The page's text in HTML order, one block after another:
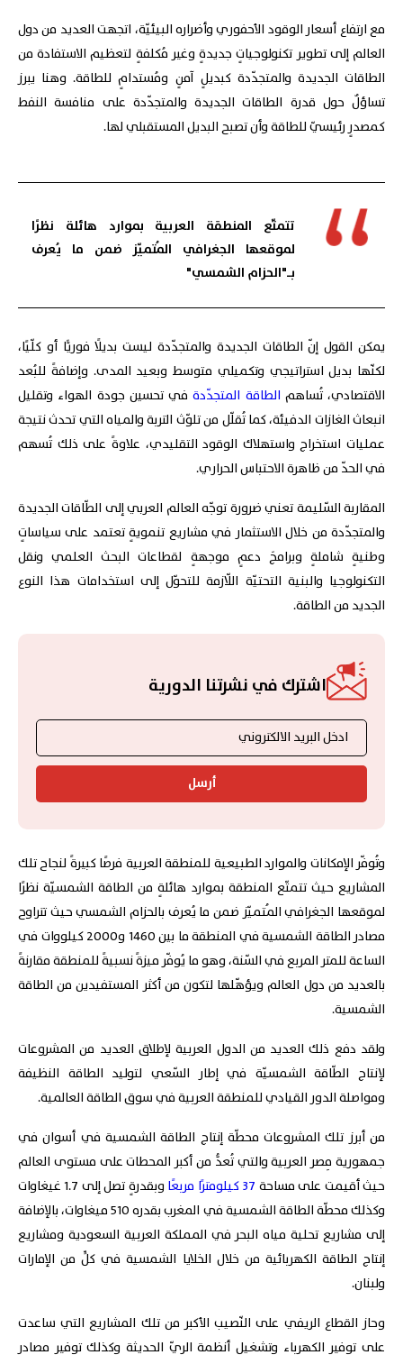
مع ارتفاع أسعار الوقود الأحفوري وأضراره البيئيّة، اتجهت العديد من دول
العالم إلى تطوير تكنولوجياتٍ جديدةٍ وغير مُكلفةٍ لتعظيم الاستفادة من
الطاقات الجديدة والمتجدّدة كبديلٍ آمنٍ ومُستدامٍ للطاقة. وهنا يبرز
تساؤلٌ حول قدرة الطاقات الجديدة والمتجدّدة على منافسة النفط
كمصدرٍ رئيسيّ للطاقة وأن تصبح البديل المستقبلي لها.
تتمتّع المنطقة العربية بموارد هائلة نظرًا
لموقعها الجغرافي المُتميّز ضمن ما يُعرف
بـ"الحزام الشمسي"
يمكن القول إنّ الطاقات الجديدة والمتجدّدة ليست بديلًا فوريًّا أو كلّيًا،
لكنّها بديل استراتيجي وتكميلي متوسط وبعيد المدى. وإضافةً للبُعد
الاقتصادي، تُساهم الطاقة المتجدّدةفي تحسين جودة الهواء وتقليل
انبعاث الغازات الدفيئة، كما تُقلّل من تلوّث التربة والمياه التي تحدث نتيجة
عمليات استخراج واستهلاك الوقود التقليدي، علاوةً على ذلك تُسهم
في الحدّ من ظاهرة الاحتباس الحراري.
المقاربة السّليمة تعني ضرورة توجّه العالم العربي إلى الطّاقات الجديدة
والمتجدّدة من خلال الاستثمار في مشاريع تنمويةٍ تعتمد على سياساتٍ
وطنيةٍ شاملةٍ وبرامجَ دعمٍ موجهةٍ لقطاعات البحث العلمي ونقل
التكنولوجيا والبنية التحتيّة اللّازمة للتحوّل إلى استخدامات هذا النوع
الجديد من الطاقة.
اشترك في نشرتنا الدورية
أرسل
وتُوفّر الإمكانات والموارد الطبيعية للمنطقة العربية فرصًا كبيرةً لنجاح تلك
المشاريع حيث تتمتّع المنطقة بموارد هائلةٍ من الطاقة الشمسيّة نظرًا
لموقعها الجغرافي المُتميّز ضمن ما يُعرف بالحزام الشمسي حيث تتراوح
مصادر الطاقة الشمسية في المنطقة ما بين 1460 و2000 كيلووات في
الساعة للمتر المربع في السّنة، وهو ما يُوفّر ميزةً نسبيةً للمنطقة مقارنةً
بالعديد من دول العالم ويؤهّلها لتكون من أكثر المستفيدين من الطاقة
الشمسية.
ولقد دفع ذلك العديد من الدول العربية لإطلاق العديد من المشروعات
لإنتاج الطّاقة الشمسيّة في إطار السّعي لتوليد الطاقة النظيفة
ومواصلة الدور القيادي للمنطقة العربية في سوق الطاقة العالمية.
من أبرز تلك المشروعات محطّة إنتاج الطاقة الشمسية في أسوان في
جمهورية مِصر العربية والتي تُعدُّ من أكبر المحطات على مستوى العالم
حيث أقيمت على مساحة 37 كيلومترًا مربعًا
وبقدرةٍ تصل إلى 1.7 غيغاوات
وكذلك محطّة الطاقة الشمسية في المغرب بقدره 510 ميغاوات، بالإضافة
إلى مشاريع تحلية مياه البحر في المملكة العربية السعودية ومشاريع
إنتاج الطاقة الكهربائية من خلال الخلايا الشمسية في كلٍّ من الإمارات
ولبنان.
وحاز القطاع الريفي على النّصيب الأكبر من تلك المشاريع التي ساعدت
على توفير الكهرباء وتشغيل أنظمة الريّ الحديثة وكذلك توفير مصادر